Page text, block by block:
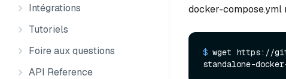
Intégrations
Tutoriels
Foire aux questions
API Reference
docker-compose.yml
$ wget https://
standalone-